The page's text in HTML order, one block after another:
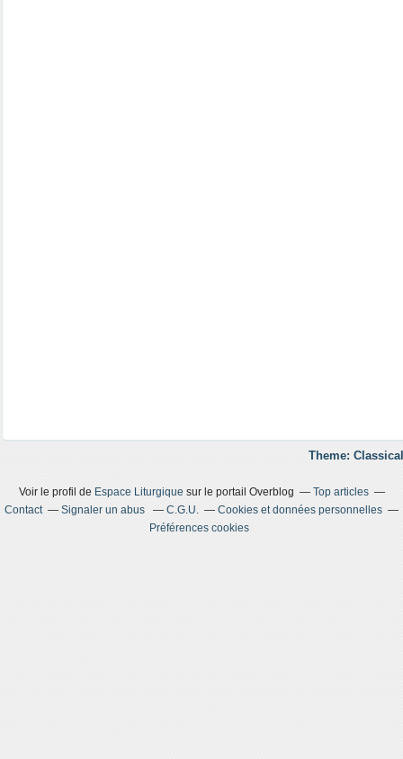
Theme:
Voir le profil de Espace Liturgiquesur le portail Overblog
Top articles
Contact
Signaler un abus C.G.U.
Cookies et données personnelles
Préférences cookies